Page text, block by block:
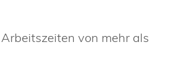
von mehr als